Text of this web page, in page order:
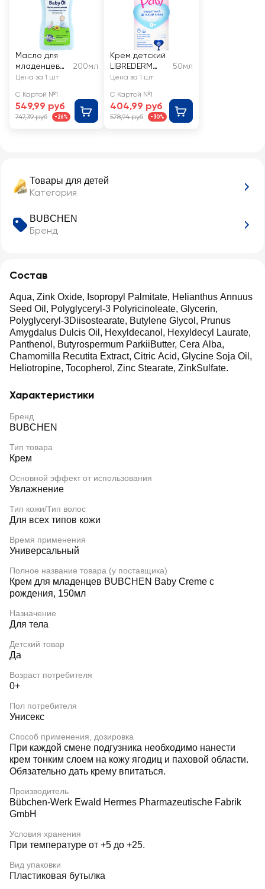
Товары для детей
Категория
BUBCHEN
Бренд
Состав
Aqua, Zink Oxide, Isopropyl Palmitate, Helianthus Annuus
Seed Oil, Polyglyceryl-3 Polyricinoleate, Glycerin,
Polyglyceryl-3Diisostearate, Butylene Glycol, Prunus
Amygdalus Dulcis Oil, Hexyldecanol, Hexyldecyl Laurate,
Panthenol, Butyrospermum ParkiiButter, Cera Alba,
Chamomilla Recutita Extract, Citric Acid, Glycine Soja Oil,
Heliotropine, Tocopherol, Zinc Stearate, ZinkSulfate.
Характеристики
Бренд
BUBCHEN
Тип товара
Крем
Основной эффект от использования
Увлажнение
Тип кожи/Тип волос
Для всех типов кожи
Время применения
Универсальный
Полное название товара (у поставщика)
Крем для младенцев BUBCHEN Baby Creme с
рождения, 150мл
Назначение
Для тела
Детский товар
Да
Возраст потребителя
0+
Пол потребителя
Унисекс
Способ применения, дозировка
При каждой смене подгузника необходимо нанести
крем тонким слоем на кожу ягодиц и паховой области.
Обязательно дать крему впитаться.
Производитель
Bübchen-Werk Ewald Hermes Pharmazeutische Fabrik
GmbH
Условия хранения
При температуре от +5 до +25.
Вид упаковки
Пластиковая бутылка
Масло для
младенцев
BUBCHEN
200мл
Цена за 1 шт
С Картой №1
549,99 руб
747,39 руб -26%
Крем детский
LIBREDERM
Baby
ланолином и
экстрактом
хлопка 0+
50мл
Цена за 1 шт
С Картой №1
404,99 руб
578,94 руб -30%